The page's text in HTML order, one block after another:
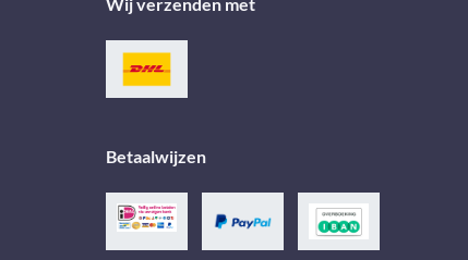
Betaalwijzen